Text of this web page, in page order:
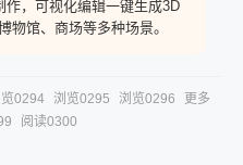
作，可视化编辑一键生成3D
物馆、商场等多种场景。
0294 浏览0295 浏览0296
更多
阅读0300